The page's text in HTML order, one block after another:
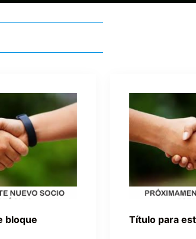
bloque Título para